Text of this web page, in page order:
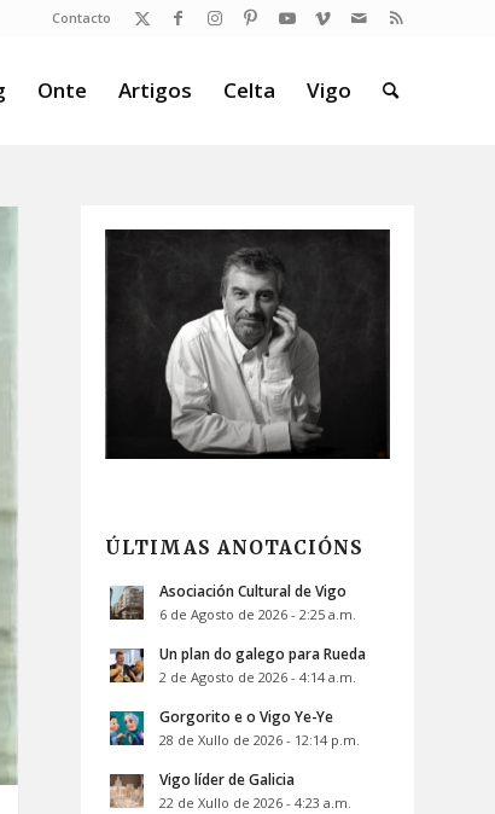
Contacto
Onte Artigos Celta Vigo
ÚLTIMAS ANOTACIÓNS
Asociación Cultural de Vigo
6 de Agosto de 2026 - 2:25 a.m.
Un plan do galego para Rueda
2 de Agosto de 2026 - 4:14 a.m.
Gorgorito e o Vigo Ye-Ye
28 de Xullo de 2026 - 12:14 p.m.
Vigo líder de Galicia
22 de Xullo de 2026 - 4:23 a.m.